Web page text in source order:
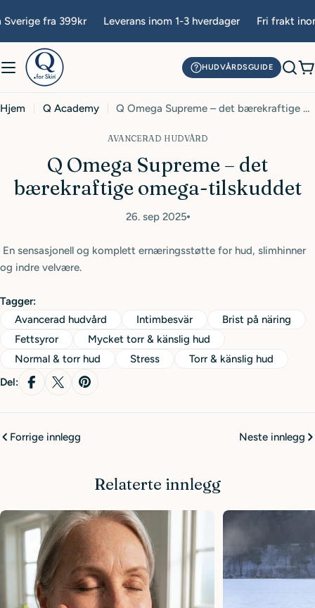
til
innhold
fra 399kr Leverans inom 1-3 hverdager Fri frakt
HUDVÅRDSGUIDE
Hjem Q Academy Q Omega Supreme – det bærekraftige omega-tilskuddet
AVANCERAD HUDVÅRD
Q Omega Supreme – det
bærekraftige omega-tilskuddet
26. sep 2025
En sensasjonell og komplett ernæringsstøtte for hud, slimhinner
og indre velvære.
Tagger:
Avancerad hudvård
Intimbesvär
Brist på näring
Fettsyror
Mycket torr & känslig hud
Normal & torr hud
Stress
Torr & känslig hud
Del:
Forrige innlegg Neste innlegg
Relaterte innlegg